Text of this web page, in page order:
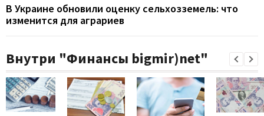
В Украине обновили оценку сельхозземель: что
изменится для аграриев
Внутри "Финансы bigmir)net"